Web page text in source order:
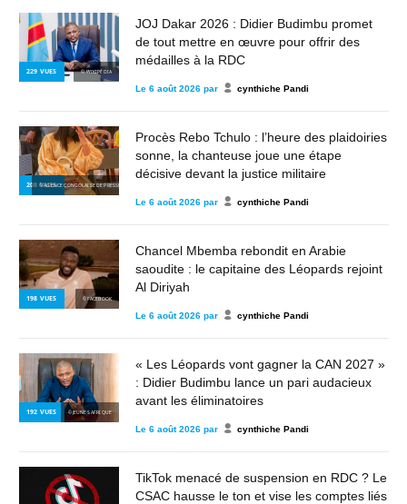
229 VUES © WIKIPÉDIA
JOJ Dakar 2026 : Didier Budimbu promet
de tout mettre en œuvre pour offrir des
médailles à la RDC
Le 6 août 2026 par cynthiche Pandi
208 VUES
© AGENCE CONGOLAISE DE PRESSE
Procès Rebo Tchulo : l’heure des plaidoiries
sonne, la chanteuse joue une étape
décisive devant la justice militaire
Le 6 août 2026 par cynthiche Pandi
198 VUES © FACEBOOK
Chancel Mbemba rebondit en Arabie
saoudite : le capitaine des Léopards rejoint
Al Diriyah
Le 6 août 2026 par cynthiche Pandi
192 VUES © JEUNES AFRIQUE
« Les Léopards vont gagner la CAN 2027 »
: Didier Budimbu lance un pari audacieux
avant les éliminatoires
Le 6 août 2026 par cynthiche Pandi
TikTok menacé de suspension en RDC ? Le
CSAC hausse le ton et vise les comptes liés